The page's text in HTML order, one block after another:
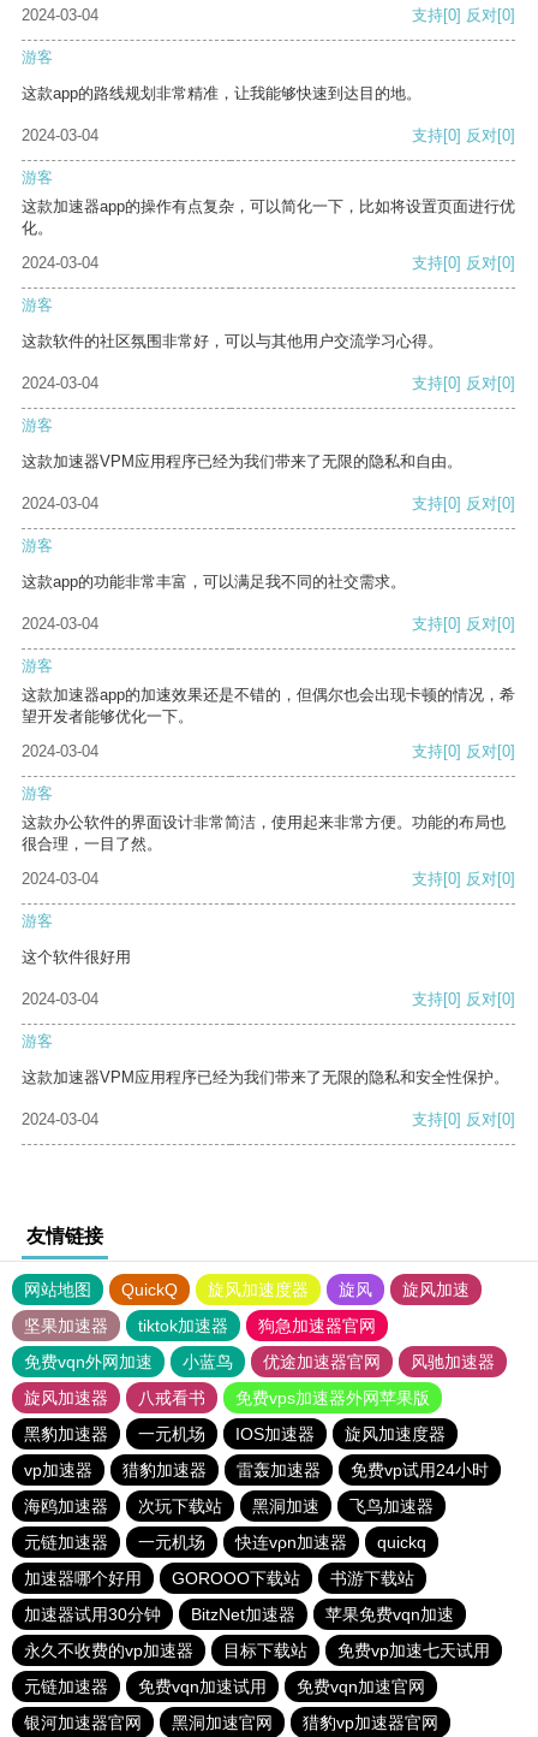
2024-03-04 支持[0] 反对[0]
游客
这款app的路线规划非常精准，让我能够快速到达目的地。
2024-03-04 支持[0] 反对[0]
游客
这款加速器app的操作有点复杂，可以简化一下，比如将设置页面进行优
化。
2024-03-04
支持[0] 反对[0]
游客
这款软件的社区氛围非常好，可以与其他用户交流学习心得。
2024-03-04 支持[0] 反对[0]
游客
这款加速器VPM应用程序已经为我们带来了无限的隐私和自由。
2024-03-04 支持[0] 反对[0]
游客
这款app的功能非常丰富，可以满足我不同的社交需求。
2024-03-04 支持[0] 反对[0]
游客
这款加速器app的加速效果还是不错的，但偶尔也会出现卡顿的情况，希
望开发者能够优化一下。
2024-03-04
支持[0] 反对[0]
游客
这款办公软件的界面设计非常简洁，使用起来非常方便。功能的布局也
很合理，一目了然。
2024-03-04
支持[0] 反对[0]
游客
这个软件很好用
2024-03-04 支持[0] 反对[0]
游客
这款加速器VPM应用程序已经为我们带来了无限的隐私和安全性保护。
2024-03-04 支持[0] 反对[0]
友情链接
网站地图 QuickQ 旋风加速度器 旋风
旋风加速
坚果加速器
tiktok加速器
狗急加速器官网
免费vqn外网加速
小蓝鸟 优途加速器官网
风驰加速器
旋风加速器
八戒看书
免费vps加速器外网苹果版
黑豹加速器
一元机场 IOS加速器
旋风加速度器
vp加速器
猎豹加速器 雷轰加速器
免费vp试用24小时
海鸥加速器
次玩下载站 黑洞加速
飞鸟加速器
元链加速器
一元机场 快连vρn加速器
quickq
加速器哪个好用
GOROOO下载站
书游下载站
加速器试用30分钟
BitzNet加速器
苹果免费vqn加速
永久不收费的vp加速器
目标下载站
免费vp加速七天试用
元链加速器
免费vqn加速试用
免费vqn加速官网
银河加速器官网
黑洞加速官网 猎豹vp加速器官网